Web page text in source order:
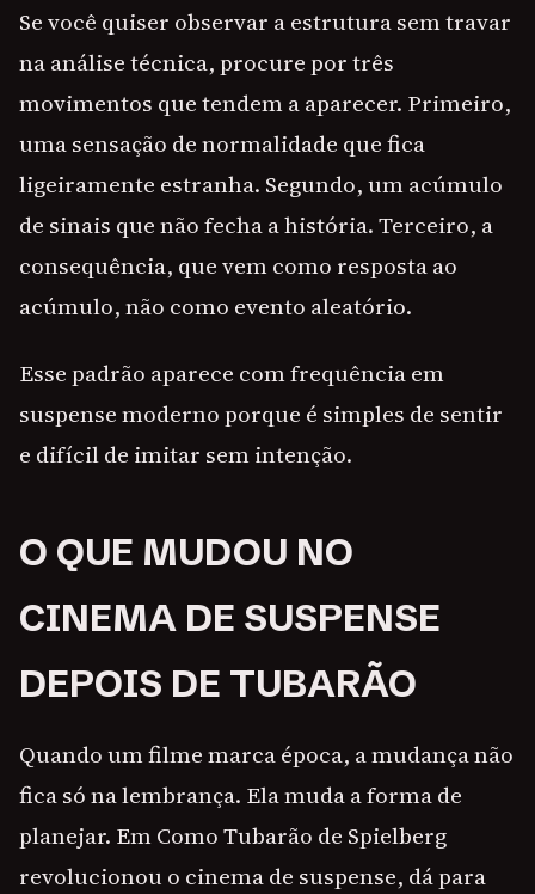
Se você quiser observar a estrutura sem travar
na análise técnica, procure por três
movimentos que tendem a aparecer. Primeiro,
uma sensação de normalidade que fica
ligeiramente estranha. Segundo, um acúmulo
de sinais que não fecha a história. Terceiro, a
consequência, que vem como resposta ao
acúmulo, não como evento aleatório.
Esse padrão aparece com frequência em
suspense moderno porque é simples de sentir
e difícil de imitar sem intenção.
O QUE MUDOU NO
CINEMA DE SUSPENSE
DEPOIS DE TUBARÃO
Quando um filme marca época, a mudança não
fica só na lembrança. Ela muda a forma de
planejar. Em Como Tubarão de Spielberg
revolucionou o cinema de suspense, dá para